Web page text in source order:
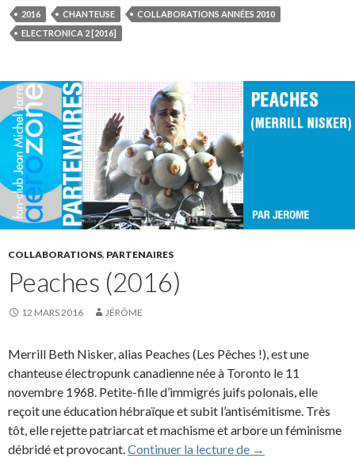
2016 CHANTEUSE
COLLABORATIONS ANNÉES 2010
ELECTRONICA 2 [2016]
COLLABORATIONS, PARTENAIRES
Peaches (2016)
12 MARS 2016 JÉRÔME
Merrill Beth Nisker, alias Peaches (Les Pêches !), est une
chanteuse électropunk canadienne née à Toronto le 11
novembre 1968. Petite-fille d’immigrés juifs polonais, elle
reçoit une éducation hébraïque et subit l’antisémitisme. Très
tôt, elle rejette patriarcat et machisme et arbore un féminisme
débridé et provocant.Continuer la lecture de Peaches (2016)
→